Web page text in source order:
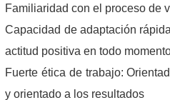
Familiaridad con el proceso de
Capacidad de adaptación
actitud positiva en todo
Fuerte ética de trabajo:
y orientado a los resultados